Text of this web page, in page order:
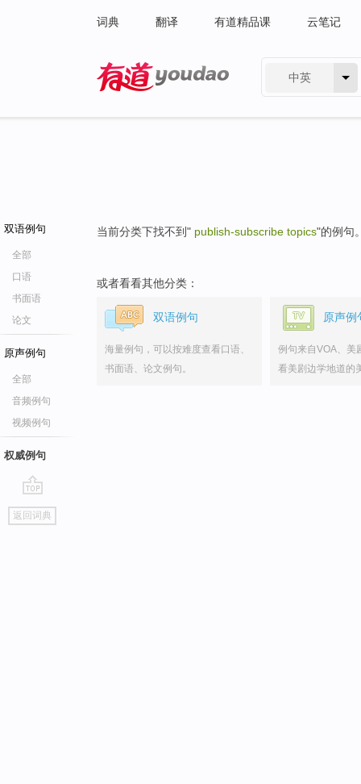
词典 翻译 有道精品课 云笔记
中英
双语例句
全部
口语
书面语
论文
原声例句
全部
音频例句
视频例句
权威例句
go
top
返回词典
当前分类下找不到" publish-subscribe topics"的例句
或者看看其他分类：
双语例句
海量例句，可以按难度查看口语、
书面语、论文例句。
原声例
例句来自VOA、美
看美剧边学地道的